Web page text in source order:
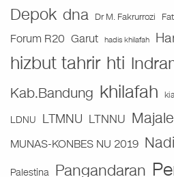
Depok dna Dr M. Fakrurrozi
Forum R20 Garut hadis khilafah
hizbut tahrir hti
Kab.Bandung khilafah
LDNU LTMNU LTNNU
MUNAS-KONBES NU 2019
Palestina Pangandaran